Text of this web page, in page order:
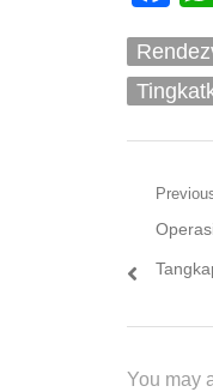
pos
post:
You may